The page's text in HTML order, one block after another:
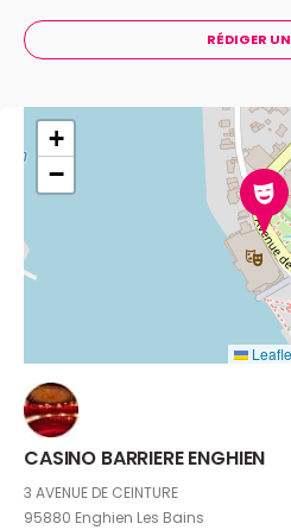
RÉDIGER
+
−
CASINO BARRIERE ENGHIEN
3 AVENUE DE CEINTURE
95880 Enghien Les Bains